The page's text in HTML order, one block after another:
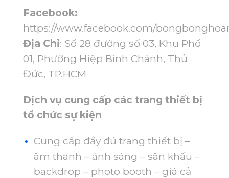
Facebook:
https://www.facebook.com/
Địa Chỉ: Số 28 đường số 03, Khu Phố
01, Phường Hiệp Bình Chánh, Thủ
Đức, TP.HCM
Dịch vụ cung cấp các trang thiết bị
tổ chức sự kiện
Cung cấp đầy đủ trang thiết bị –
âm thanh – ánh sáng – sân khấu –
backdrop – photo booth – giá cả